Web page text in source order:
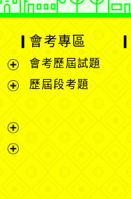
展
單
開
選
單
展
開
會考專區
會考歷屆試題
歷屆段考題